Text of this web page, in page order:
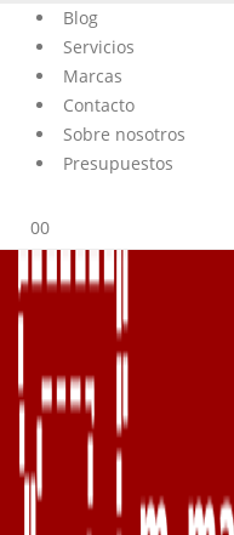
Blog
Servicios
Marcas
Contacto
Sobre nosotros
Presupuestos
00